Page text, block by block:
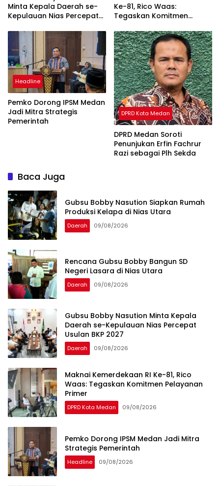
Minta Kepala Daerah se-
Kepulauan Nias Percepat
Ke-81, Rico Waas:
Tegaskan Komitmen
Headline
Pemko Dorong IPSM Medan
Jadi Mitra Strategis
Pemerintah
DPRD Kota Medan
DPRD Medan Soroti
Penunjukan Erfin Fachrur
Razi sebagai Plh Sekda
Baca Juga
Gubsu Bobby Nasution Siapkan Rumah
Produksi Kelapa di Nias Utara
Daerah 09/08/2026
Rencana Gubsu Bobby Bangun SD
Negeri Lasara di Nias Utara
Daerah 09/08/2026
Gubsu Bobby Nasution Minta Kepala
Daerah se-Kepulauan Nias Percepat
Usulan BKP 2027
Daerah 09/08/2026
Maknai Kemerdekaan RI Ke-81, Rico
Waas: Tegaskan Komitmen Pelayanan
Primer
DPRD Kota Medan 09/08/2026
Pemko Dorong IPSM Medan Jadi Mitra
Strategis Pemerintah
Headline 09/08/2026